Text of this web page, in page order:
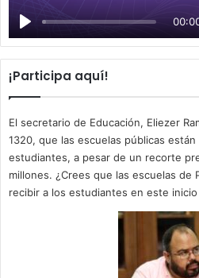
y
¡Participa aquí!
El secretario de Educación, Eliezer
1320, que las escuelas públicas
estudiantes, a pesar de un recorte
millones. ¿Crees que las escuelas de
recibir a los estudiantes en este inicio